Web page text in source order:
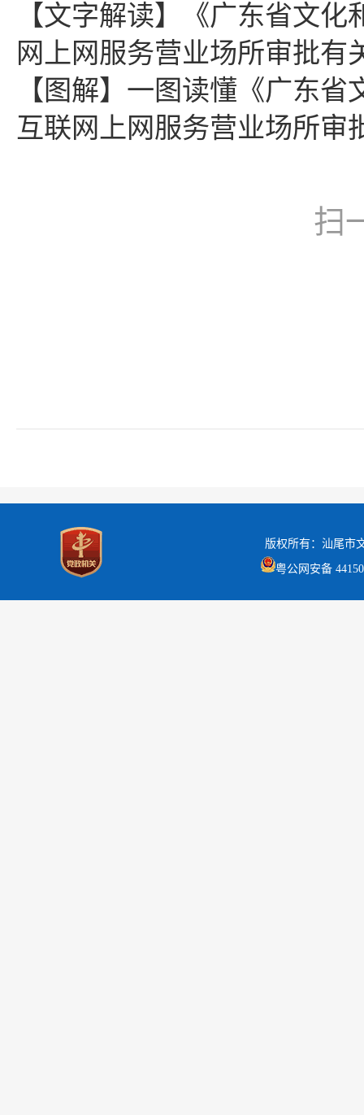
【文字解读】《广东省文
网上网服务营业场所审批有
【图解】一图读懂《广东
互联网上网服务营业场所审
扫
版权所有：汕尾市
粤公网安备